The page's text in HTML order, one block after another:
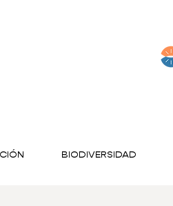
BIODIVERSIDAD